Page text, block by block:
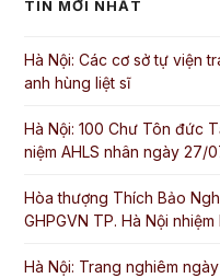
TIN MỚI NHẤT
Hà Nội: Các cơ sở tự viện
anh hùng liệt sĩ
Hà Nội: 100 Chư Tôn đức
niệm AHLS nhân ngày 27/
Hòa thượng Thích Bảo
GHPGVN TP. Hà Nội
Hà Nội: Trang nghiêm